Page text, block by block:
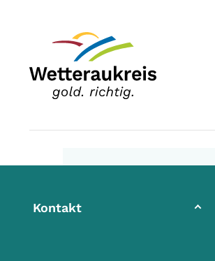
Kontakt(current)